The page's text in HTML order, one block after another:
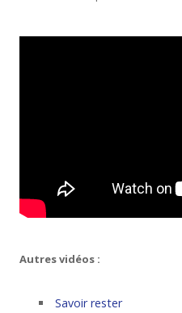
Autres vidéos :
Savoir rester